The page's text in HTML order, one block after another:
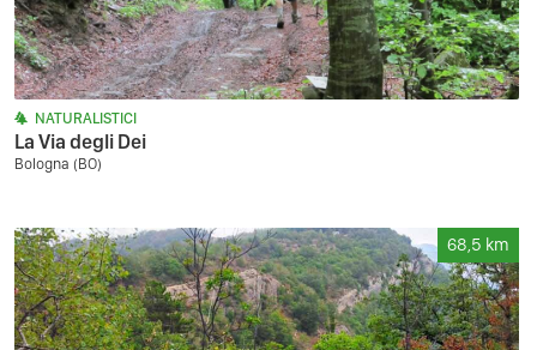
NATURALISTICI
La Via degli Dei
Bologna (BO)
68,5 km